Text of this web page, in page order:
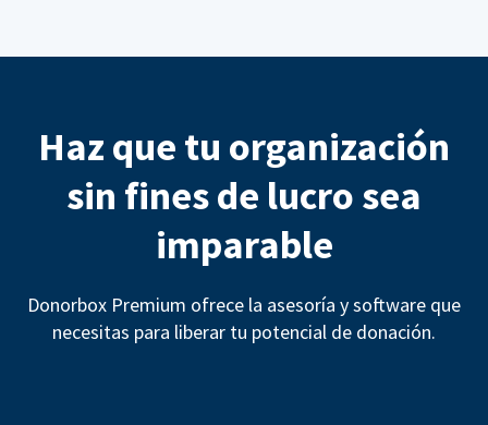
Haz que tu organización
sin fines de lucro sea
imparable
Donorbox Premium ofrece la asesoría y software que
necesitas para liberar tu potencial de donación.